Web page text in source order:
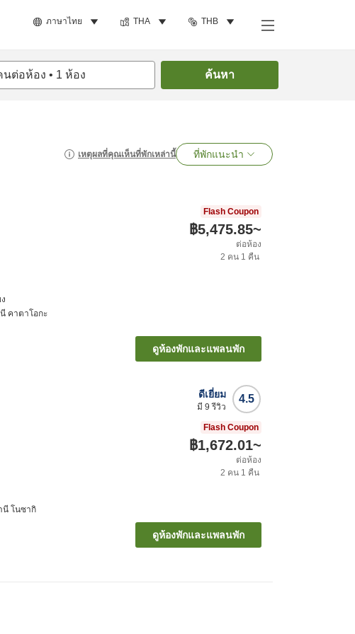
ภาษาไทย THA THB
นต่อห้อง • 1 ห้อง ค้นหา
เหตุผลที่คุณเห็นที่พักเหล่านี้ ที่พักแนะนำ
คาตาโอกะ
Flash Coupon
฿5,475.85~
ต่อห้อง
2 คน 1 คืน
ดูห้องพักและแพลนพัก
นี โนซากิ
4.5
ดีเยี่ยม
มี 9 รีวิว
Flash Coupon
฿1,672.01~
ต่อห้อง
2 คน 1 คืน
ดูห้องพักและแพลนพัก